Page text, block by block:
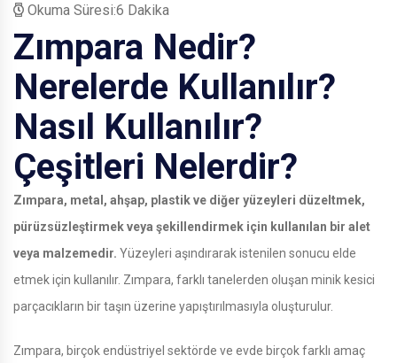
Okuma Süresi:6 Dakika
Zımpara Nedir?
Nerelerde Kullanılır?
Nasıl Kullanılır?
Çeşitleri Nelerdir?
Zımpara, metal, ahşap, plastik ve diğer yüzeyleri düzeltmek,
pürüzsüzleştirmek veya şekillendirmek için kullanılan bir alet
veya malzemedir. Yüzeyleri aşındırarak istenilen sonucu elde
etmek için kullanılır. Zımpara, farklı tanelerden oluşan minik kesici
parçacıkların bir taşın üzerine yapıştırılmasıyla oluşturulur.
Zımpara, birçok endüstriyel sektörde ve evde birçok farklı amaç